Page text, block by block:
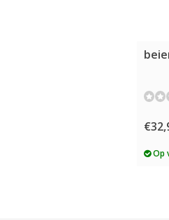
Op